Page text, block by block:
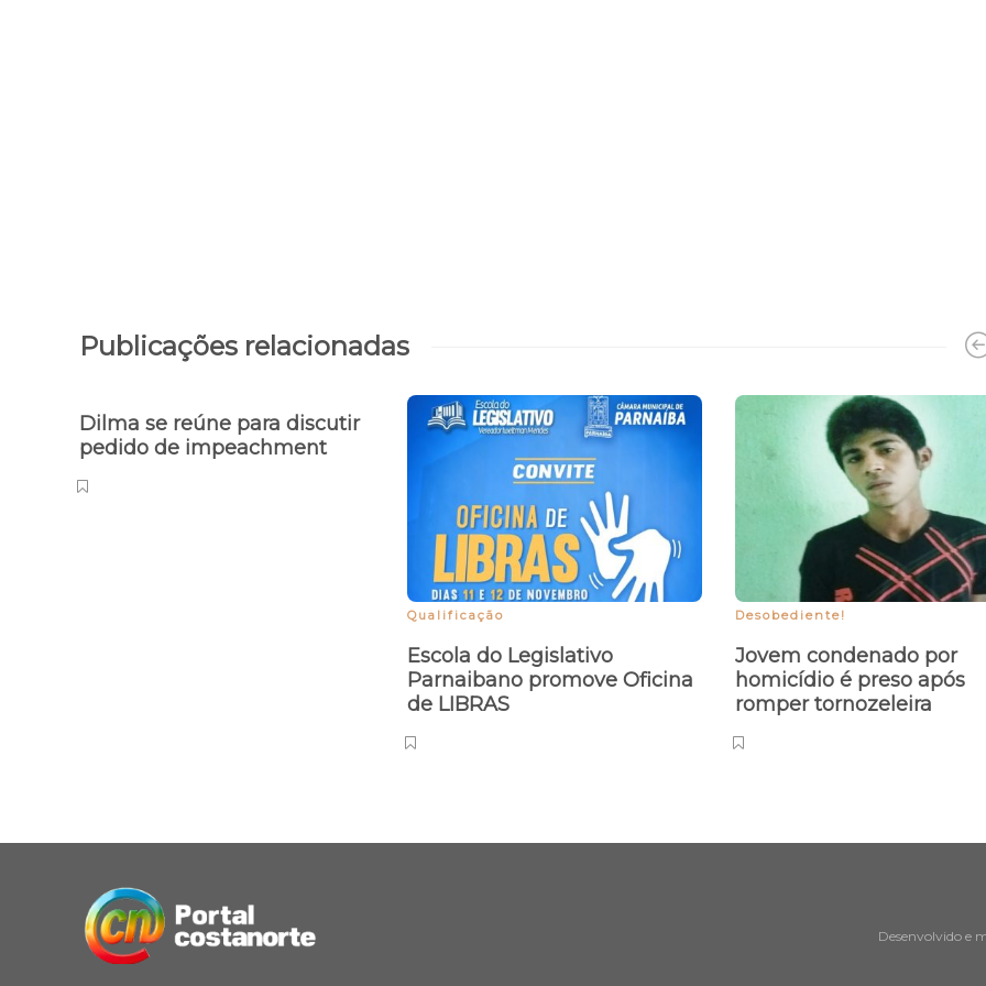
Publicações relacionadas
Dilma se reúne para discutir
pedido de impeachment
Qualificação
Escola do Legislativo
Parnaibano promove Oficina
de LIBRAS
Desobediente!
Jovem condenado por
homicídio é preso após
romper tornozeleira
Desenvolvido e